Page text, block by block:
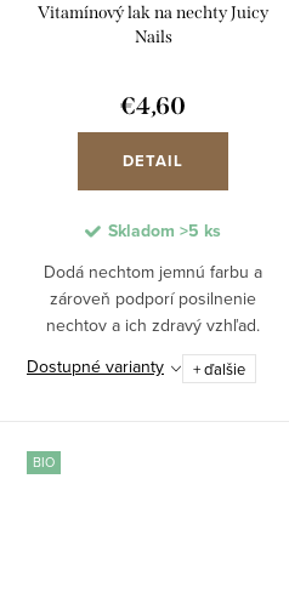
Vitamínový lak na nechty Juicy
Nails
€4,60
DETAIL
Skladom >5 ks
Dodá nechtom jemnú farbu a
zároveň podporí posilnenie
nechtov a ich zdravý vzhľad.
Vďaka zložkám ako mandľový olej
a vitamín E zabezpečuje výživu
Dostupné varianty + ďalšie
BIO